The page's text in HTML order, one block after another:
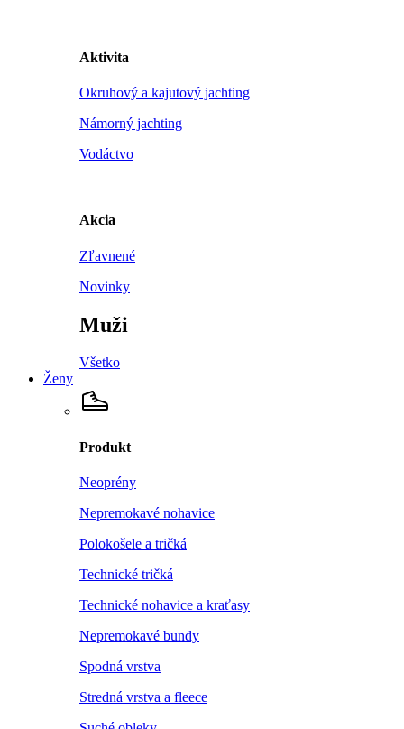
Aktivita
Okruhový a kajutový jachting
Námorný jachting
Vodáctvo
Akcia
Zľavnené
Novinky
Muži
Všetko
Ženy
Produkt
Neoprény
Nepremokavé nohavice
Polokošele a tričká
Technické tričká
Technické nohavice a kraťasy
Nepremokavé bundy
Spodná vrstva
Stredná vrstva a fleece